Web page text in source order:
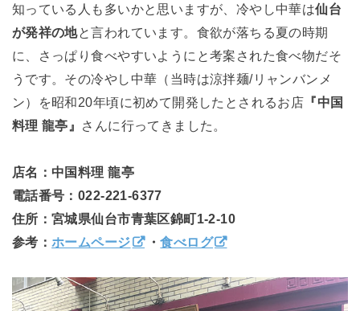
知っている人も多いかと思いますが、冷やし中華は仙台
が発祥の地と言われています。食欲が落ちる夏の時期
に、さっぱり食べやすいようにと考案された食べ物だそ
うです。その冷やし中華（当時は涼拌麺/リャンバンメ
ン）を昭和20年頃に初めて開発したとされるお店 『中国
料理 龍亭』 さんに行ってきました。
店名：中国料理 龍亭
電話番号：022-221-6377
住所：宮城県仙台市青葉区錦町1-2-10
参考：ホームページ ・食べログ